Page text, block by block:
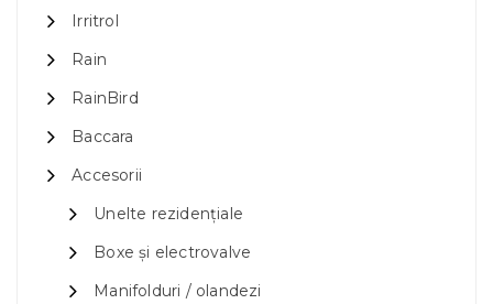
Irritrol
Rain
RainBird
Baccara
Accesorii
Unelte rezidențiale
Boxe și electrovalve
Manifolduri / olandezi